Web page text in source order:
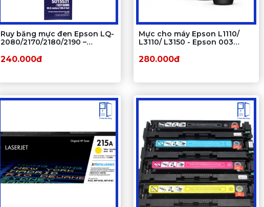
Ruy băng mực đen Epson LQ-
2080/2170/2180/2190 –
in kim Epson LQ Series
240.000đ
Mực cho máy Epson L1110/
L3110/ L3150 - Epson 003
280.000đ